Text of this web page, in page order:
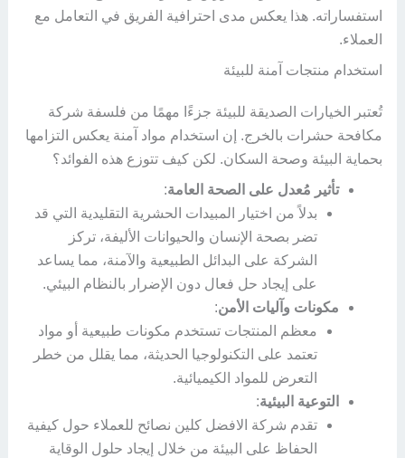
استفساراته. هذا يعكس مدى احترافية الفريق في التعامل مع
العملاء.
استخدام منتجات آمنة للبيئة
تُعتبر الخيارات الصديقة للبيئة جزءًا مهمًا من فلسفة شركة
مكافحة حشرات بالخرج. إن استخدام مواد آمنة يعكس التزامها
بحماية البيئة وصحة السكان. لكن كيف تتوزع هذه الفوائد؟
تأثير مُعدل على الصحة العامة:
بدلاً من اختيار المبيدات الحشرية التقليدية التي قد
تضر بصحة الإنسان والحيوانات الأليفة، تركز
الشركة على البدائل الطبيعية والآمنة، مما يساعد
على إيجاد حل فعال دون الإضرار بالنظام البيئي.
مكونات وآليات الأمن:
معظم المنتجات تستخدم مكونات طبيعية أو مواد
تعتمد على التكنولوجيا الحديثة، مما يقلل من خطر
التعرض للمواد الكيميائية.
التوعية البيئية:
تقدم شركة الافضل كلين نصائح للعملاء حول كيفية
الحفاظ على البيئة من خلال إيجاد حلول الوقاية